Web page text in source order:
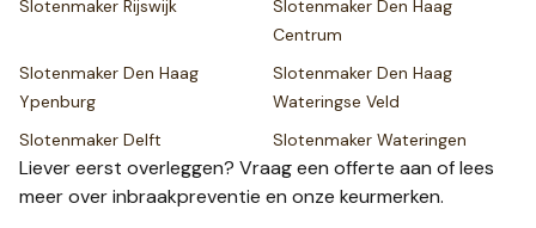
Slotenmaker Rijswijk Slotenmaker Den Haag
Centrum
Slotenmaker Den Haag
Ypenburg
Slotenmaker Den Haag
Wateringse Veld
Slotenmaker Delft Slotenmaker Wateringen
Liever eerst overleggen? Vraag een offerte aan of lees
meer overinbraakpreventie en onze keurmerken.